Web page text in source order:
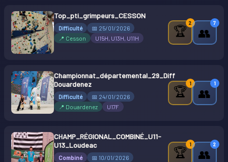
Top_pti_grimpeurs_CESSON
Difficulté
📅 25/01/2026
📍 Cesson
U15H, U13H, U11H
🏆
2
👥
7
Championnat_départemental_29_Diff
Douardenez
Difficulté
📅 24/01/2026
📍 Douardenez
U17F
🏆
1
👥
1
CHAMP_RÉGIONAL_COMBINÉ_U11-
U13_Loudeac
Combiné
📅 10/01/2026
🏆
1
👥
2